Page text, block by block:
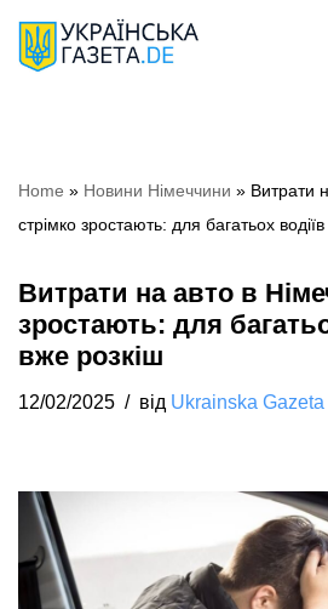
Перейти
Home » Новини Німеччини » Витрати
стрімко зростають: для багатьох
Витрати на авто в
зростають: для
вже розкіш
12/02/2025 від Ukrainska Gazeta